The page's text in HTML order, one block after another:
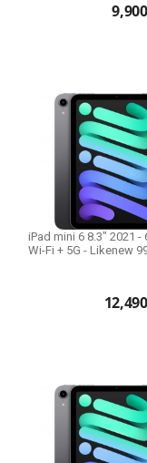
iPad mini 6 8.3" 2021 -
Wi-Fi + 5G - Likenew